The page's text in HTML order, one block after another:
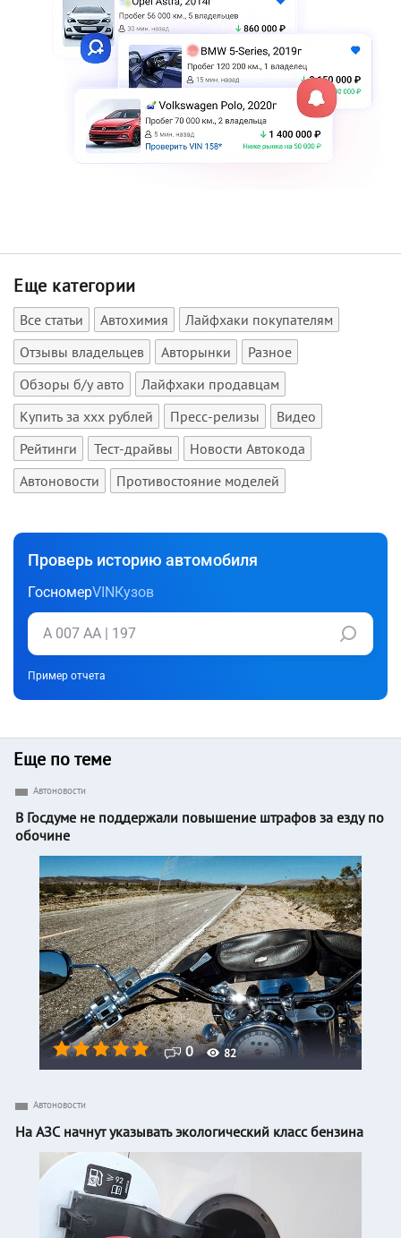
Еще категории
Все статьи Автохимия
Лайфхаки покупателям
Отзывы владельцев
Авторынки
Разное
Обзоры б/у авто
Лайфхаки продавцам
Купить за xxx рублей
Пресс-релизы
Видео
Рейтинги
Тест-драйвы
Новости Автокода
Автоновости
Противостояние моделей
Проверь историю автомобиля
ГосномерVINКузов
Пример отчета
Еще по теме
0 82
Автоновости
В Госдуме не поддержали повышение штрафов за езду по
обочине
Автоновости
На АЗС начнут указывать экологический класс бензина